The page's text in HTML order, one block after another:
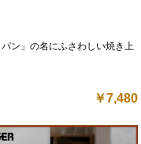
ン」の名にふさわしい焼き上
￥7,480